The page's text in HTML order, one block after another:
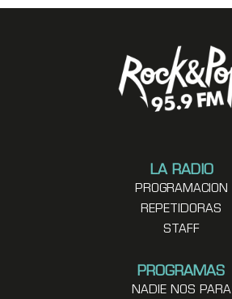
LA RADIO
PROGRAMACION
REPETIDORAS
STAFF
PROGRAMAS
NADIE NOS PARA